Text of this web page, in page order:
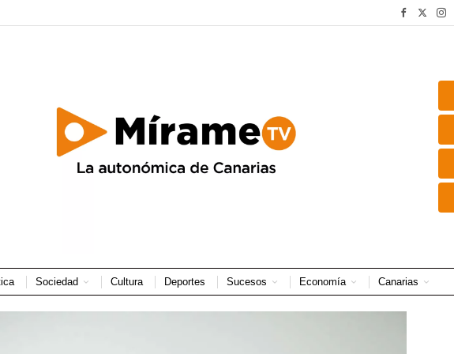
Sociedad Cultura Deportes Sucesos Economía Canarias